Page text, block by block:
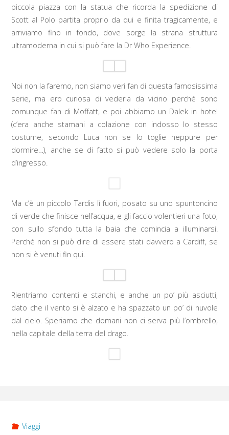
piccola piazza con la statua che ricorda la spedizione di
Scott al Polo partita proprio da qui e finita tragicamente, e
arriviamo fino in fondo, dove sorge la strana struttura
ultramoderna in cui si può fare la Dr Who Experience.
Noi non la faremo, non siamo veri fan di questa famosissima
serie, ma ero curiosa di vederla da vicino perché sono
comunque fan di Moffatt, e poi abbiamo un Dalek in hotel
(c’era anche stamani a colazione con indosso lo stesso
costume, secondo Luca non se lo toglie neppure per
dormire…), anche se di fatto si può vedere solo la porta
d’ingresso.
Ma c’è un piccolo Tardis lì fuori, posato su uno spuntoncino
di verde che finisce nell’acqua, e gli faccio volentieri una foto,
con sullo sfondo tutta la baia che comincia a illuminarsi.
Perché non si può dire di essere stati davvero a Cardiff, se
non si è venuti fin qui.
Rientriamo contenti e stanchi, e anche un po’ più asciutti,
dato che il vento si è alzato e ha spazzato un po’ di nuvole
dal cielo. Speriamo che domani non ci serva più l’ombrello,
nella capitale della terra del drago.
Viaggi